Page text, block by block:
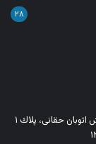
۲۸
آدرس: تهران - خیابان میرداماد، خیابان مصدق جنوبی،نبش اتوبان حقانی، پلاك ١